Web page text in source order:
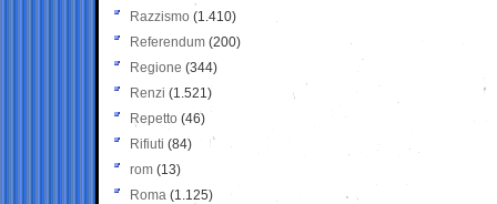
Razzismo (1.410)
Referendum (200)
Regione (344)
Renzi (1.521)
Repetto (46)
Rifiuti (84)
rom (13)
Roma (1.125)